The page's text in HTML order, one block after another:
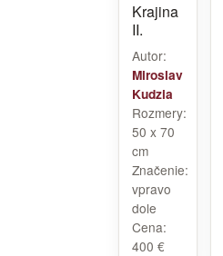
Krajina
II.
Autor:
Miroslav
Kudzia
Rozmery:
50 x 70
cm
Značenie:
vpravo
dole
Cena:
400 €